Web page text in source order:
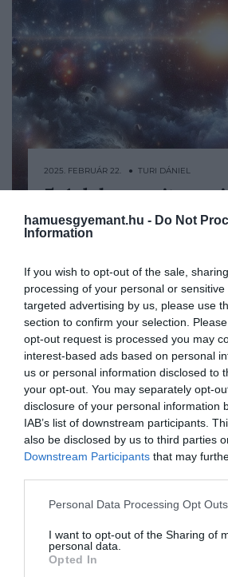
hamuesgyemant.hu - Do Not
Information
If you wish to opt-out of the sale,
processing of your personal or
targeted advertising by us, please use
section to confirm your selection.
opt-out request is processed you may
interest-based ads based on personal
us or personal information disclosed to
your opt-out. You may separately opt-
disclosure of your personal information
IAB’s list of downstream participants.
also be disclosed by us to third parties
Downstream Participants that may
Please note that this website/app uses
not limited to your visit or usage
grant or deny consent to Google and its
use your data for below specified
Personal Data Processing Opt Outs
I want to opt-out of the Sharing of
personal data.
Opted In
a Holdat már évezredekkel
megismerésére tett
az emberiséggel. Bár a
elmúlt száz évben
fejlődött és sok kérdésünkre
2025. FEBRUÁR 22. ● TURI DÁNIEL
5+1 dolog, amit a
nem tudunk az